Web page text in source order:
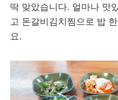
딱 맞았습니다. 얼마나 맛
고 돈갈비김치찜으로 밥
요.